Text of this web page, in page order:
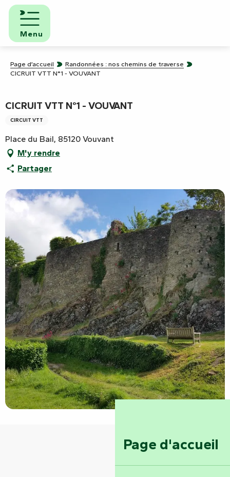
Aller
contenu
principal
Menu
Page d'accueil
Page d’accueil
Randonnées : nos chemins de traverse
CICRUIT VTT N°1 - VOUVANT
CICRUIT VTT N°1 - VOUVANT
CIRCUIT VTT
Place du Bail, 85120 Vouvant
M'y rendre
Partager